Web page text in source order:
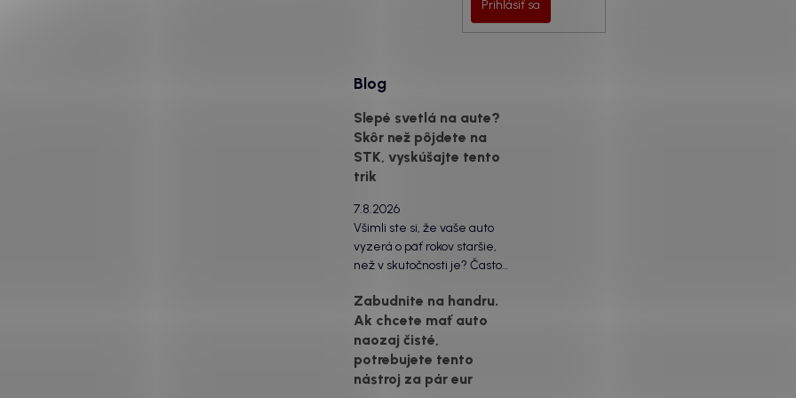
Prihlásiť sa
Blog
Slepé svetlá na aute?
Skôr než pôjdete na
STK, vyskúšajte tento
trik
7.8.2026
Všimli ste si, že vaše auto
vyzerá o päť rokov staršie,
než v skutočnosti je? Často
svetlomety. Ten mliečny,
drsný povrch nie je len
estetická vada. Keď slnko a soľ
urobia svoje, plexisklo začne
svetlo rozptyľovať namiesto
Zabudnite na handru.
Ak chcete mať auto
naozaj čisté,
potrebujete tento
nástroj za pár eur